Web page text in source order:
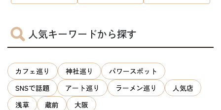
シ
ョ
ン
人気キーワードから探す
カフェ巡り 神社巡り
パワースポット
SNSで話題
アート巡り ラーメン巡り
人気店
浅草
蔵前 大阪